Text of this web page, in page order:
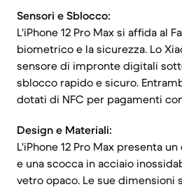
Sensori e Sblocco:
L'iPhone 12 Pro Max si affida al
biometrico e la sicurezza. Lo
sensore di impronte digitali
sblocco rapido e sicuro.
dotati di NFC per pagamenti
Design e Materiali:
L'iPhone 12 Pro Max presenta
e una scocca in acciaio
vetro opaco. Le sue dimensioni